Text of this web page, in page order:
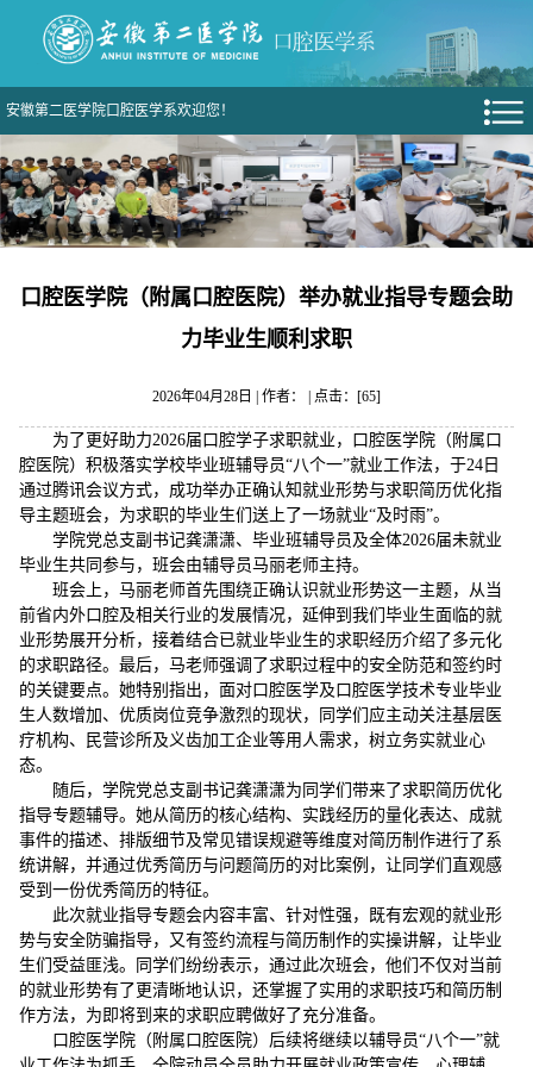
安徽第二医学院口腔医学系欢迎您！
口腔医学院（附属口腔医院）举办就业指导专题会助
力毕业生顺利求职
2026年04月28日 | 作者： | 点击：[65]
为了更好助力2026届口腔学子求职就业，口腔医学院（附属口
腔医院）积极落实学校毕业班辅导员“八个一”就业工作法，于24日
通过腾讯会议方式，成功举办正确认知就业形势与求职简历优化指
导主题班会，为求职的毕业生们送上了一场就业“及时雨”。
学院党总支副书记龚潇潇、毕业班辅导员及全体2026届未就业
毕业生共同参与，班会由辅导员马丽老师主持。
班会上，马丽老师首先围绕正确认识就业形势这一主题，从当
前省内外口腔及相关行业的发展情况，延伸到我们毕业生面临的就
业形势展开分析，接着结合已就业毕业生的求职经历介绍了多元化
的求职路径。最后，马老师强调了求职过程中的安全防范和签约时
的关键要点。她特别指出，面对口腔医学及口腔医学技术专业毕业
生人数增加、优质岗位竞争激烈的现状，同学们应主动关注基层医
疗机构、民营诊所及义齿加工企业等用人需求，树立务实就业心
态。
随后，学院党总支副书记龚潇潇为同学们带来了求职简历优化
指导专题辅导。她从简历的核心结构、实践经历的量化表达、成就
事件的描述、排版细节及常见错误规避等维度对简历制作进行了系
统讲解，并通过优秀简历与问题简历的对比案例，让同学们直观感
受到一份优秀简历的特征。
此次就业指导专题会内容丰富、针对性强，既有宏观的就业形
势与安全防骗指导，又有签约流程与简历制作的实操讲解，让毕业
生们受益匪浅。同学们纷纷表示，通过此次班会，他们不仅对当前
的就业形势有了更清晰地认识，还掌握了实用的求职技巧和简历制
作方法，为即将到来的求职应聘做好了充分准备。
口腔医学院（附属口腔医院）后续将继续以辅导员“八个一”就